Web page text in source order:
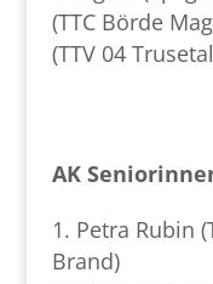
(TTC Börde
(TTV 04
AK
Petra Rubin
Brand)